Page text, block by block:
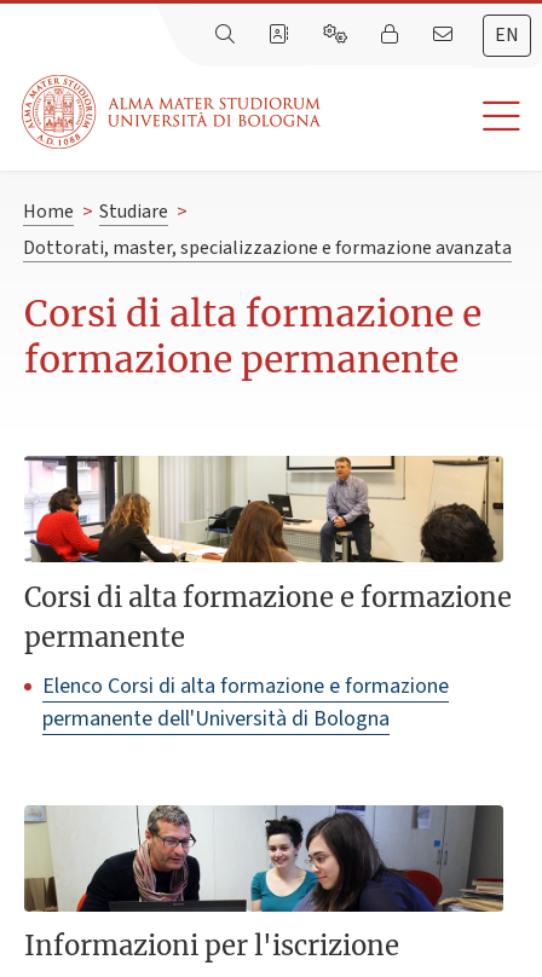
EN
Home > Studiare >
Dottorati, master, specializzazione e formazione avanzata
Corsi di alta formazione e
formazione permanente
Corsi di alta formazione e formazione
permanente
Elenco Corsi di alta formazione e formazione
permanente dell'Università di Bologna
Informazioni per l'iscrizione